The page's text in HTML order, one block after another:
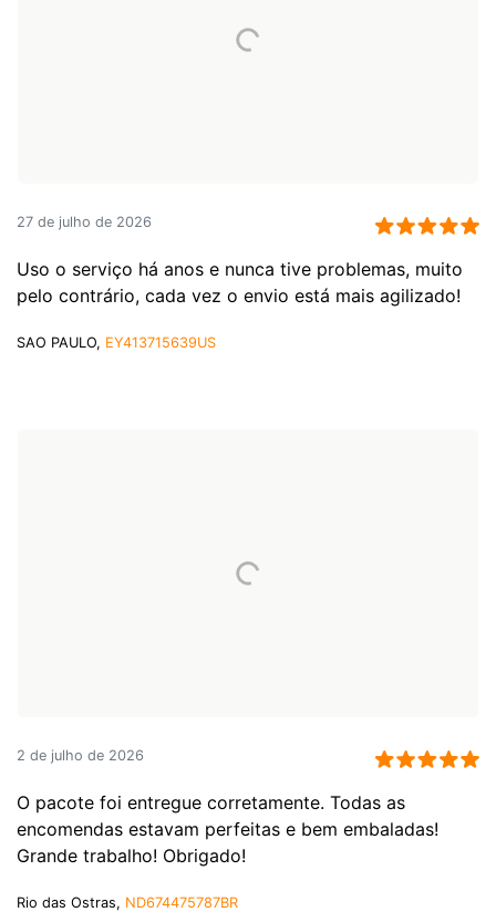
27 de julho de 2026
Uso o serviço há anos e nunca tive problemas, muito
pelo contrário, cada vez o envio está mais agilizado!
SAO PAULO, EY413715639US
2 de julho de 2026
O pacote foi entregue corretamente. Todas as
encomendas estavam perfeitas e bem embaladas!
Grande trabalho! Obrigado!
Rio das Ostras, ND674475787BR